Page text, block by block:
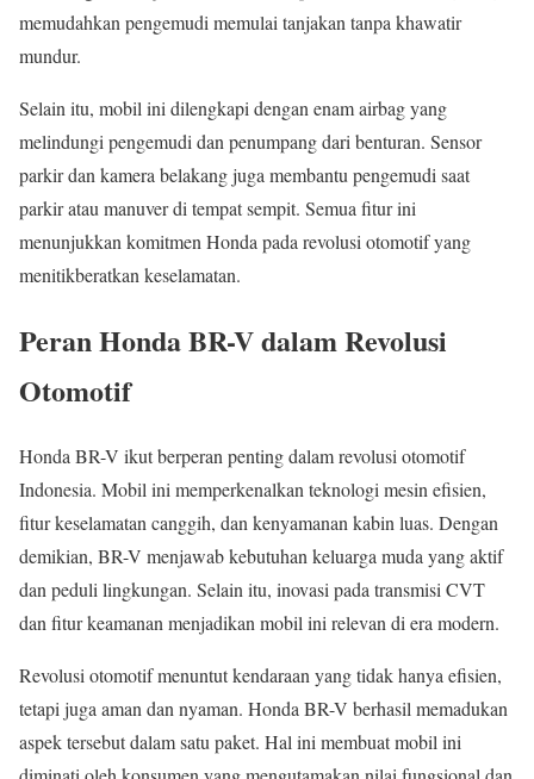
memudahkan pengemudi memulai tanjakan tanpa khawatir
mundur.
Selain itu, mobil ini dilengkapi dengan enam airbag yang
melindungi pengemudi dan penumpang dari benturan. Sensor
parkir dan kamera belakang juga membantu pengemudi saat
parkir atau manuver di tempat sempit. Semua fitur ini
menunjukkan komitmen Honda pada revolusi otomotif yang
menitikberatkan keselamatan.
Peran Honda BR-V dalam Revolusi
Otomotif
Honda BR-V ikut berperan penting dalam revolusi otomotif
Indonesia. Mobil ini memperkenalkan teknologi mesin efisien,
fitur keselamatan canggih, dan kenyamanan kabin luas. Dengan
demikian, BR-V menjawab kebutuhan keluarga muda yang aktif
dan peduli lingkungan. Selain itu, inovasi pada transmisi CVT
dan fitur keamanan menjadikan mobil ini relevan di era modern.
Revolusi otomotif menuntut kendaraan yang tidak hanya efisien,
tetapi juga aman dan nyaman. Honda BR-V berhasil memadukan
aspek tersebut dalam satu paket. Hal ini membuat mobil ini